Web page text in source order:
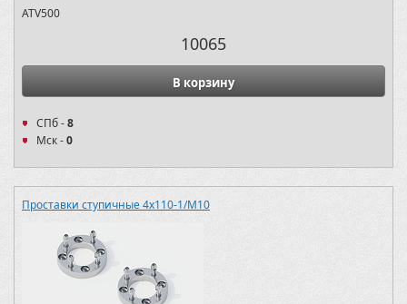
ATV500
10065
В корзину
СПб -8
Мск -0
Проставки ступичные 4х110-1/M10